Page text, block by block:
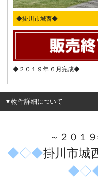
◆掛川市城西◆
◆２０１９年 ６月完成◆
▼物件詳細について
～２０１
◆◇◆掛川市城